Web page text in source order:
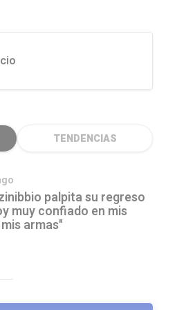
TENDENCIAS
palpita su regreso
muy confiado en mis
armas"